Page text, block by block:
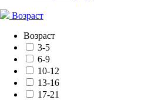
Возраст
Возраст
3-5
6-9
10-12
13-16
17-21